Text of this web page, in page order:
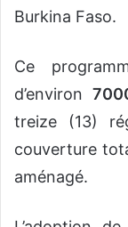
Burkina Faso.
Ce
d’environ
treize (13)
couverture
aménagé.